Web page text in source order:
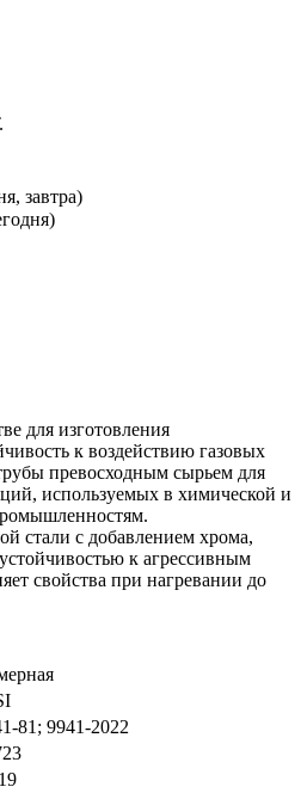
завтра)
для изготовления
к воздействию газовых
превосходным сырьем для
используемых в химической и
стали с добавлением хрома,
к агрессивным
свойства при нагревании до
81; 9941-2022